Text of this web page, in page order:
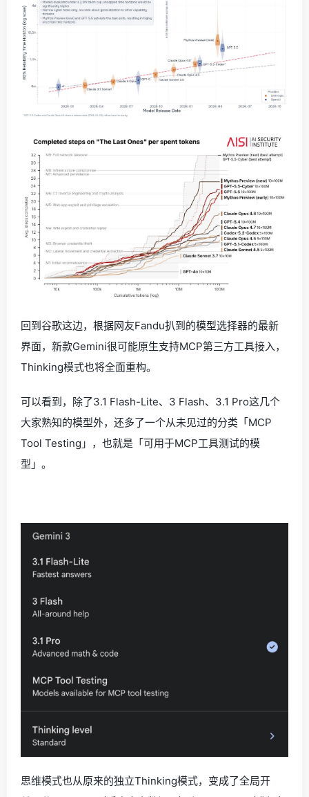
回到谷歌这边，根据网友Fandu扒到的模型选择器的最新
界面，新款Gemini很可能原生支持MCP第三方工具接入，
Thinking模式也将全面重构。
可以看到，除了3.1 Flash-Lite、3 Flash、3.1 Pro这几个
大家熟知的模型外，还多了一个从未见过的分类「MCP
Tool Testing」，也就是「可用于MCP工具测试的模
型」。